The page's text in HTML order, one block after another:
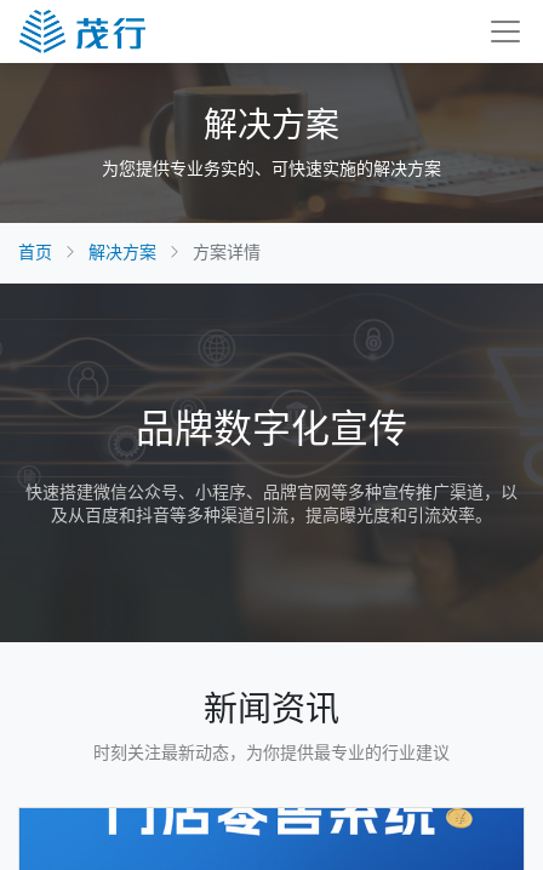
解决方案
为您提供专业务实的、可快速实施的解决方案
首页 解决方案 方案详情
品牌数字化宣传
快速搭建微信公众号、小程序、品牌官网等多种宣传推广渠道，以
及从百度和抖音等多种渠道引流，提高曝光度和引流效率。
新闻资讯
时刻关注最新动态，为你提供最专业的行业建议